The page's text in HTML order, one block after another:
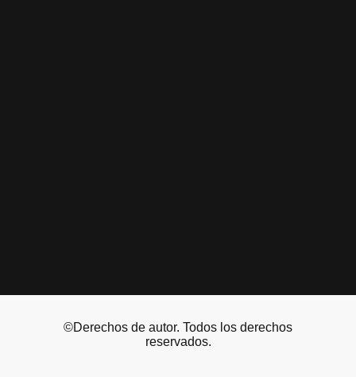
©Derechos de autor. Todos los derechos
reservados.